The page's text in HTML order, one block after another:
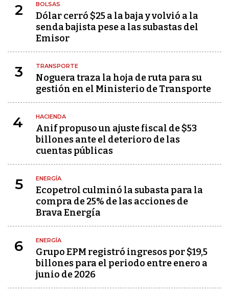
2 BOLSAS
Dólar cerró $25 a la baja y volvió a la
senda bajista pese a las subastas del
Emisor
3 TRANSPORTE
Noguera traza la hoja de ruta para su
gestión en el Ministerio de Transporte
4 HACIENDA
Anif propuso un ajuste fiscal de $53
billones ante el deterioro de las
cuentas públicas
5 ENERGÍA
Ecopetrol culminó la subasta para la
compra de 25% de las acciones de
Brava Energía
6 ENERGÍA
Grupo EPM registró ingresos por $19,5
billones para el periodo entre enero a
junio de 2026